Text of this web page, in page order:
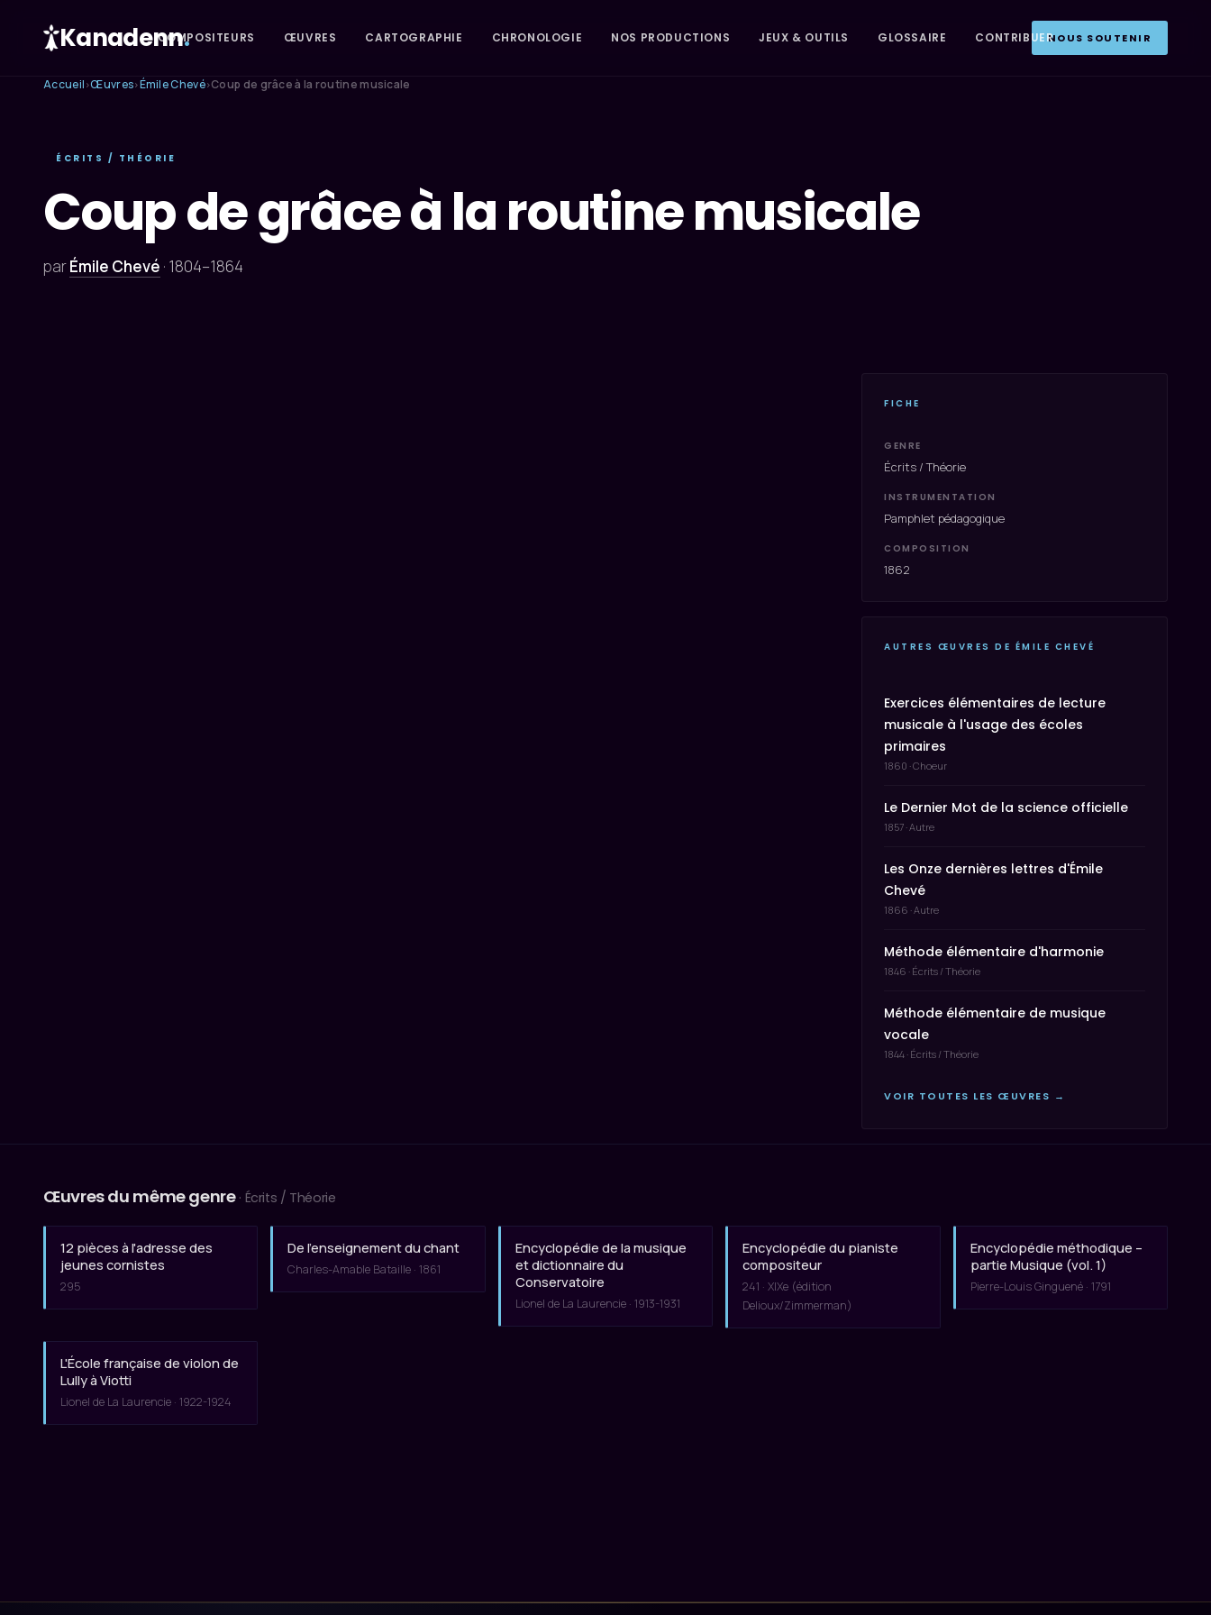
Kanadenn.
COMPOSITEURS ŒUVRES CARTOGRAPHIE CHRONOLOGIE NOS PRODUCTIONS JEUX & OUTILS GLOSSAIRE CONTRIBUERNOUS SOUTENIR
Accueil ›Œuvres›Émile Chevé›Coup de grâce à la routine musicale
ÉCRITS / THÉORIE
Coup de grâce à la routine musicale
parÉmile Chevé · 1804–1864
FICHE
GENRE
Écrits / Théorie
INSTRUMENTATION
Pamphlet pédagogique
COMPOSITION
1862
AUTRES ŒUVRES DE ÉMILE CHEVÉ
Exercices élémentaires de lecture
musicale à l'usage des écoles
primaires
1860 · Choeur
Le Dernier Mot de la science officielle
1857 · Autre
Les Onze dernières lettres d'Émile
Chevé
1866 · Autre
Méthode élémentaire d'harmonie
1846 · Écrits / Théorie
Méthode élémentaire de musique
vocale
1844 · Écrits / Théorie
VOIR TOUTES LES ŒUVRES →
Œuvres du même genre · Écrits / Théorie
12 pièces à l'adresse des
jeunes cornistes
295
De l'enseignement du chant
Charles-Amable Bataille · 1861
Encyclopédie de la musique
et dictionnaire du
Conservatoire
Lionel de La Laurencie · 1913-1931
Encyclopédie du pianiste
compositeur
241 · XIXe (édition
Delioux/Zimmerman)
Encyclopédie méthodique –
partie Musique (vol. 1)
Pierre-Louis Ginguené · 1791
L'École française de violon de
Lully à Viotti
Lionel de La Laurencie · 1922-1924